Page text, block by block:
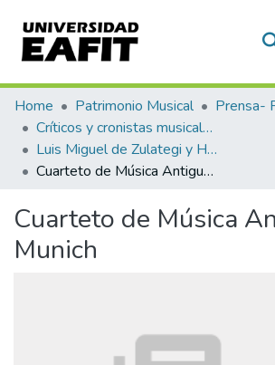
Communities & Collections
All of DSpace
Statistics
Home Patrimonio Musical
Prensa-
Críticos y cronistas musicales
Luis Miguel de Zulategi y Huarte
Cuarteto de Música Antigua de Munich
Cuarteto de Música
Munich